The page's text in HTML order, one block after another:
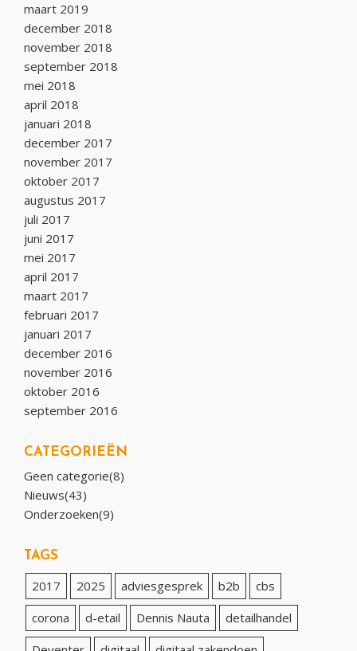
maart 2019
december 2018
november 2018
september 2018
mei 2018
april 2018
januari 2018
december 2017
november 2017
oktober 2017
augustus 2017
juli 2017
juni 2017
mei 2017
april 2017
maart 2017
februari 2017
januari 2017
december 2016
november 2016
oktober 2016
september 2016
CATEGORIEËN
Geen categorie(8)
Nieuws(43)
Onderzoeken(9)
TAGS
2017 2025 adviesgesprek b2b
cbs
corona
d-etail Dennis Nauta
detailhandel